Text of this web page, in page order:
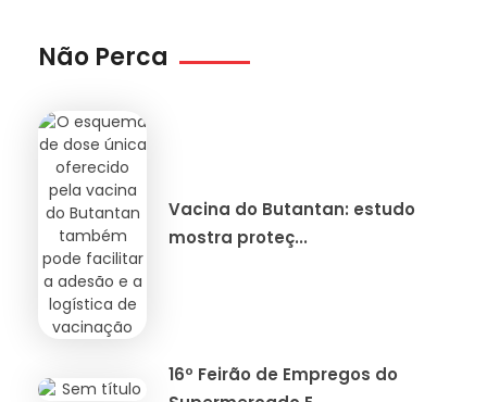
Não Perca
Vacina do Butantan: estudo
mostra proteç...
16º Feirão de Empregos do